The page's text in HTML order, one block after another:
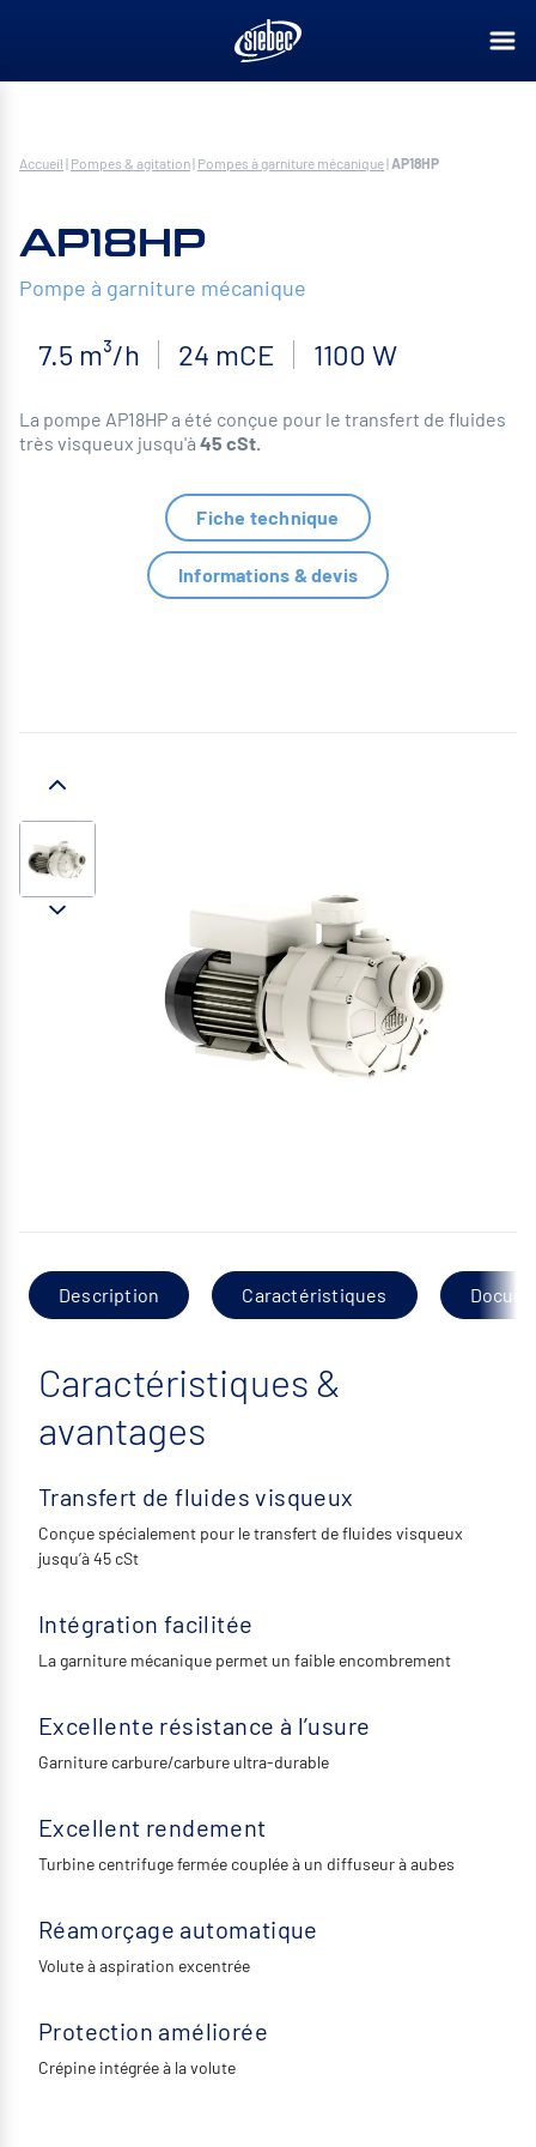
Accueil | Pompes & agitation| Pompes à garniture mécanique|AP18HP
AP18HP
Pompe à garniture mécanique
7.5 m³/h 24 mCE 1100 W
La pompe AP18HP a été conçue pour le transfert de fluides
très visqueux jusqu'à 45 cSt.
Fiche technique
Informations & devis
Description Caractéristiques
Caractéristiques &
avantages
Transfert de fluides visqueux
Conçue spécialement pour le transfert de fluides visqueux
jusqu’à 45 cSt
Intégration facilitée
La garniture mécanique permet un faible encombrement
Excellente résistance à l’usure
Garniture carbure/carbure ultra-durable
Excellent rendement
Turbine centrifuge fermée couplée à un diffuseur à aubes
Réamorçage automatique
Volute à aspiration excentrée
Protection améliorée
Crépine intégrée à la volute